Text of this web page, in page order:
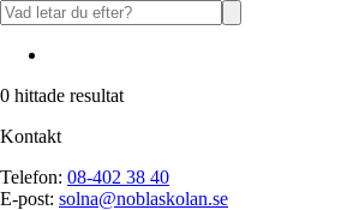
0 hittade resultat
Kontakt
Telefon: 08-402 38 40
E-post: solna@noblaskolan.se